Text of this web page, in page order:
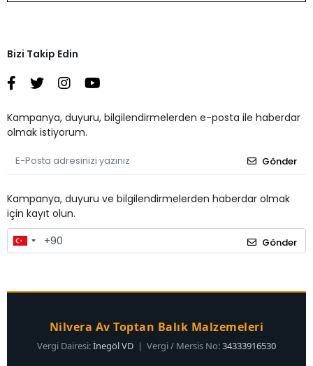
Bizi Takip Edin
Kampanya, duyuru, bilgilendirmelerden e-posta ile haberdar
olmak istiyorum.
Gönder
Kampanya, duyuru ve bilgilendirmelerden haberdar olmak
için kayıt olun.
Gönder
Nilvera Av Toptan Balık Malzemeleri
Vergi Dairesi:İnegöl VD | Vergi / Mersis No:34333916530